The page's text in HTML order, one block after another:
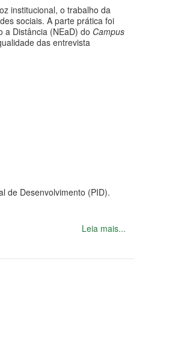
institucional, o trabalho da
sociais. A parte prática foi
a Distância (NEaD) do Campus
das entrevista
de Desenvolvimento (PID).
Leia mais...